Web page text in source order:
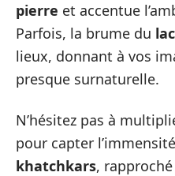
pierre et accentue
Parfois, la brume du
lieux, donnant à vos
presque surnaturelle.
N’hésitez pas à
pour capter l’immensité
khatchkars,